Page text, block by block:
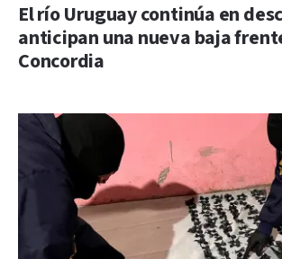
El río Uruguay continúa en
anticipan una nueva baja
Concordia